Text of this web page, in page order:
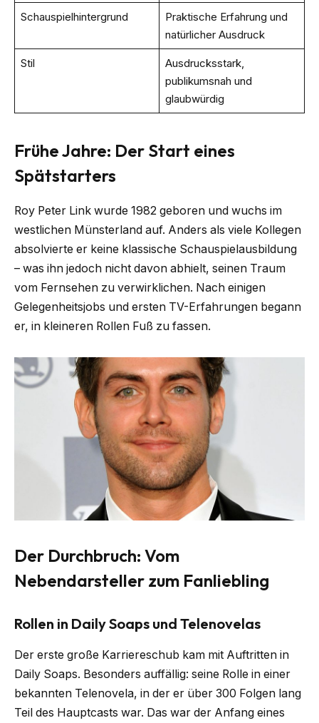
Schauspielhintergrund
Praktische Erfahrung und
natürlicher Ausdruck
Stil
Ausdrucksstark,
publikumsnah und
glaubwürdig
Frühe Jahre: Der Start eines
Spätstarters
Roy Peter Link wurde 1982 geboren und wuchs im
westlichen Münsterland auf. Anders als viele Kollegen
absolvierte er keine klassische Schauspielausbildung
– was ihn jedoch nicht davon abhielt, seinen Traum
vom Fernsehen zu verwirklichen. Nach einigen
Gelegenheitsjobs und ersten TV-Erfahrungen begann
er, in kleineren Rollen Fuß zu fassen.
Der Durchbruch: Vom
Nebendarsteller zum Fanliebling
Rollen in Daily Soaps und Telenovelas
Der erste große Karriereschub kam mit Auftritten in
Daily Soaps. Besonders auffällig: seine Rolle in einer
bekannten Telenovela, in der er über 300 Folgen lang
Teil des Hauptcasts war. Das war der Anfang eines